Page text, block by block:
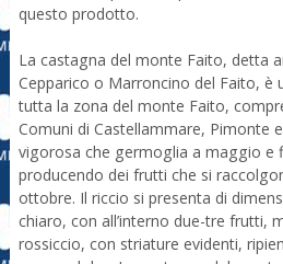
questo prodotto.
La castagna del monte Faito, detta
Cepparico o Marroncino del Faito, è
tutta la zona del monte Faito,
Comuni di Castellammare, Pimonte
vigorosa che germoglia a maggio e
producendo dei frutti che si
ottobre. Il riccio si presenta di
chiaro, con all’interno due-tre frutti,
rossiccio, con striature evidenti,